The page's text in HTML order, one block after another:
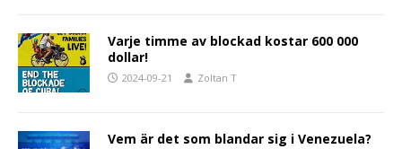
Varje timme av blockad kostar 600 000
dollar!
2024-09-21 Zoltan T
Vem är det som blandar sig i Venezuela?